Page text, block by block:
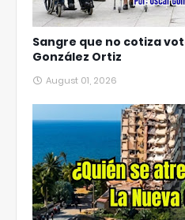
Sangre que no cotiza
González Ortiz
August 01, 2026